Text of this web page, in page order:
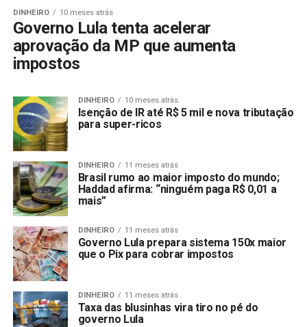
DINHEIRO 10 meses atrás
Governo Lula tenta acelerar
aprovação da MP que aumenta
impostos
DINHEIRO 10 meses atrás
Isenção de IR até R$ 5 mil e nova tributação
para super-ricos
DINHEIRO 11 meses atrás
Brasil rumo ao maior imposto do mundo;
Haddad afirma: “ninguém paga R$ 0,01 a
mais”
DINHEIRO 11 meses atrás
Governo Lula prepara sistema 150x maior
que o Pix para cobrar impostos
DINHEIRO 11 meses atrás
Taxa das blusinhas vira tiro no pé do
governo Lula